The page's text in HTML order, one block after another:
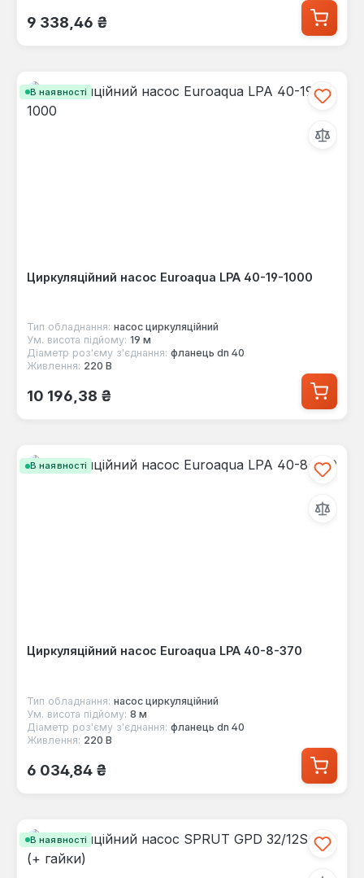
Звичайна ціна:
9 338,46 ₴
В наявності
Циркуляційний насос Euroaqua LPA 40-19-1000
Тип обладнання: насос циркуляційний
Ум. висота підйому: 19 м
Діаметр роз'єму з'єднання: фланець dn 40
Живлення: 220 В
Звичайна ціна:
10 196,38 ₴
В наявності
Циркуляційний насос Euroaqua LPA 40-8-370
Тип обладнання: насос циркуляційний
Ум. висота підйому: 8 м
Діаметр роз'єму з'єднання: фланець dn 40
Живлення: 220 В
Звичайна ціна:
6 034,84 ₴
В наявності